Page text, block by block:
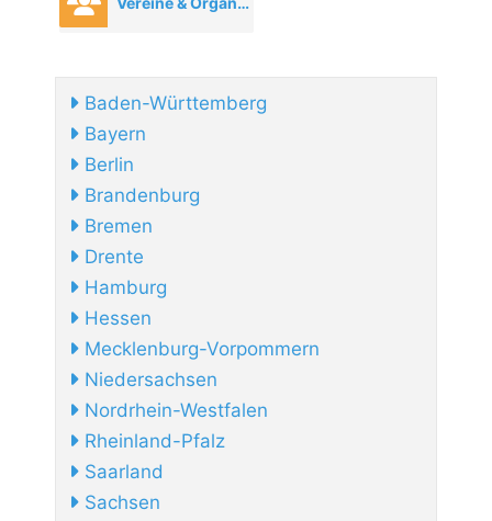
Baden-Württemberg
Bayern
Berlin
Brandenburg
Bremen
Drente
Hamburg
Hessen
Mecklenburg-Vorpommern
Niedersachsen
Nordrhein-Westfalen
Rheinland-Pfalz
Saarland
Sachsen